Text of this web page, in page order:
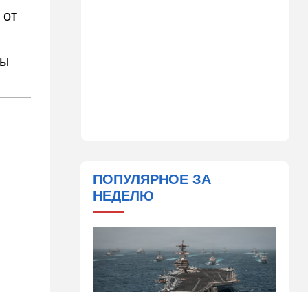
Ярославле горит НПЗ,
пожары в Тверской и
Курской областях
09:15 В мире
Муравейник без самцов и
рабочих: ученые нашли
"общество одних королев"
ПОПУЛЯРНОЕ ЗА
НЕДЕЛЮ